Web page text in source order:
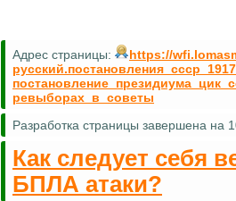
Адрес страницы:
https://
ревыборах_в_советы
Разработка страницы завершена на
Как следует себя
БПЛА атаки?